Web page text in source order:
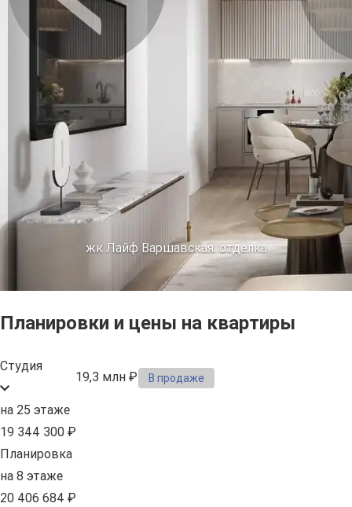
жк Лайф Варшавская. отделка
Предыдущее
Планировки и цены на квартиры
Студия
19,3 млн ₽ В продаже
на 25 этаже
19 344 300 ₽
Планировка
на 8 этаже
20 406 684 ₽